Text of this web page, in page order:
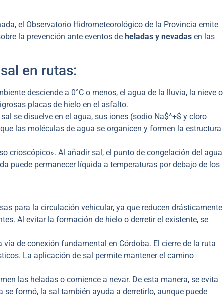
el Observatorio Hidrometeorológico de la Provincia emite
la prevención ante eventos de heladas y nevadas en las
en rutas:
desciende a 0°C o menos, el agua de la lluvia, la nieve o
placas de hielo en el asfalto.
se disuelve en el agua, sus iones (sodio Na$^+$ y cloro
las moléculas de agua se organicen y formen la estructura
crioscópico». Al añadir sal, el punto de congelación del agua
puede permanecer líquida a temperaturas por debajo de los
para la circulación vehicular, ya que reducen drásticamente
Al evitar la formación de hielo o derretir el existente, se
vía de conexión fundamental en Córdoba. El cierre de la ruta
La aplicación de sal permite mantener el camino
las heladas o comience a nevar. De esta manera, se evita
formó, la sal también ayuda a derretirlo, aunque puede